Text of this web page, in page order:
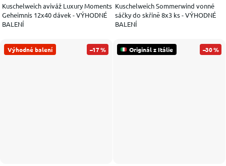
Kuschelweich aviváž Luxury Moments
Geheimnis 12x40 dávek - VÝHODNÉ
BALENÍ
Kuschelweich Sommerwind vonné
sáčky do skříně 8x3 ks - VÝHODNÉ
BALENÍ
Výhodné balení –17 % Originál z Itálie –30 %